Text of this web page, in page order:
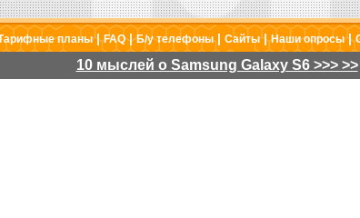
планы|FAQ|Б/у телефоны| Сайты|Наши опросы|
10 мыслей о Samsung Galaxy S6 >>> >>